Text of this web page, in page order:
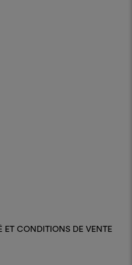
ET CONDITIONS DE VENTE